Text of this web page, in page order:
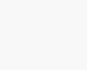
tích lũy, có sức cống
nếu không biết giữ